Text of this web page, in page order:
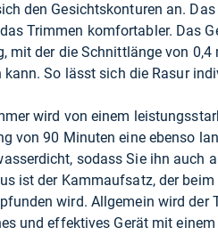
den Gesichtskonturen an.
Trimmen komfortabler. Das
mit der die Schnittlänge von
kann. So lässt sich die Rasur
wird von einem
von 90 Minuten eine ebenso
sodass Sie ihn auch
ist der Kammaufsatz, der
wird. Allgemein wird der
und effektives Gerät mit